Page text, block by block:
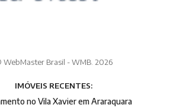
WebMaster Brasil - WMB. 2026
IMÓVEIS RECENTES:
no Vila Xavier em Araraquara